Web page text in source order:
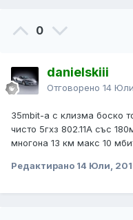
0
danielskiii
Отговорено 14
35mbit-a с клизма боско
чисто 5гхз 802.11А със
многона 13 км макс 10
Редактирано 14 Юли,